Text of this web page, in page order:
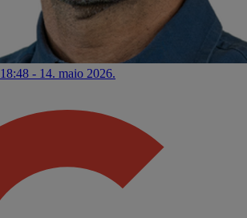
18:48 - 14. maio 2026.